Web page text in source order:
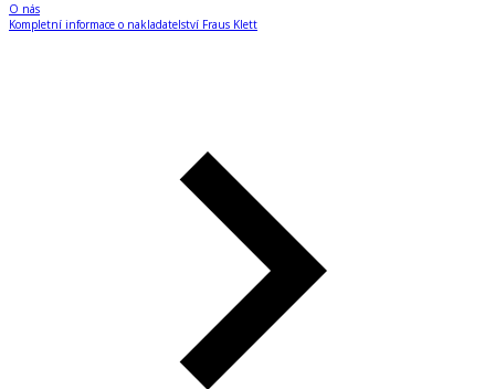
O nás
Kompletní informace o nakladatelství Fraus Klett